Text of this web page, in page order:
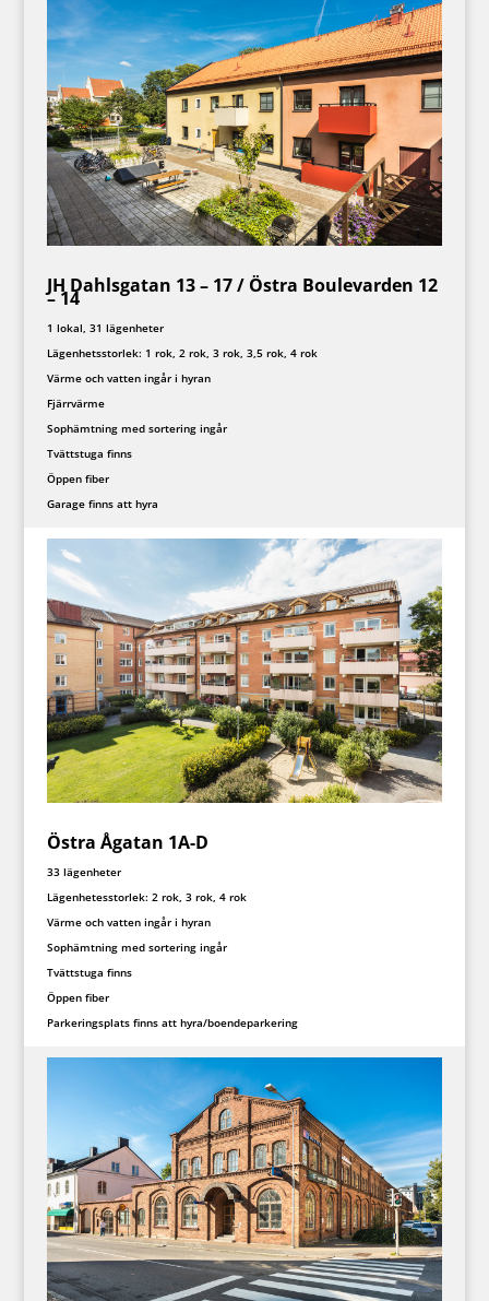
JH Dahlsgatan 13 – 17 / Östra Boulevarden 12
– 14
1 lokal, 31 lägenheter
Lägenhetsstorlek: 1 rok, 2 rok, 3 rok, 3,5 rok, 4 rok
Värme och vatten ingår i hyran
Fjärrvärme
Sophämtning med sortering ingår
Tvättstuga finns
Öppen fiber
Garage finns att hyra
Östra Ågatan 1A-D
33 lägenheter
Lägenhetesstorlek: 2 rok, 3 rok, 4 rok
Värme och vatten ingår i hyran
Sophämtning med sortering ingår
Tvättstuga finns
Öppen fiber
Parkeringsplats finns att hyra/boendeparkering